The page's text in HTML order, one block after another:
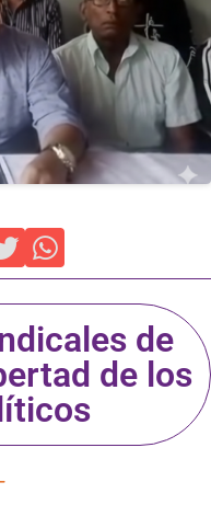
de
de los